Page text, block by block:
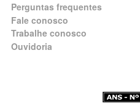
Perguntas frequentes
Fale conosco
Trabalhe conosco
Ouvidoria